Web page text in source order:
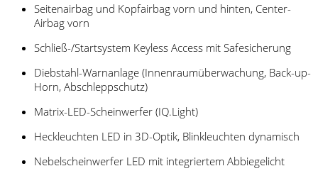
Seitenairbag und Kopfairbag vorn und hinten, Center-
Airbag vorn
Schließ-/Startsystem Keyless Access mit Safesicherung
Diebstahl-Warnanlage (Innenraumüberwachung, Back-up-
Horn, Abschleppschutz)
Matrix-LED-Scheinwerfer (IQ.Light)
Heckleuchten LED in 3D-Optik, Blinkleuchten dynamisch
Nebelscheinwerfer LED mit integriertem Abbiegelicht